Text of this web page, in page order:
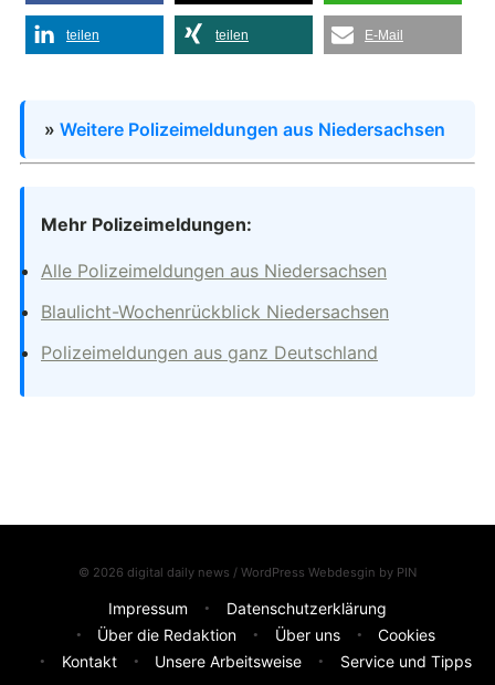
teilen teilen E-Mail
» Weitere Polizeimeldungen aus Niedersachsen
Mehr Polizeimeldungen:
Alle Polizeimeldungen aus Niedersachsen
Blaulicht-Wochenrückblick Niedersachsen
Polizeimeldungen aus ganz Deutschland
© 2026 digital daily news / WordPress Webdesgin by PIN
Impressum
Datenschutzerklärung
Über die Redaktion
Über uns
Cookies
Kontakt
Unsere Arbeitsweise Service und Tipps